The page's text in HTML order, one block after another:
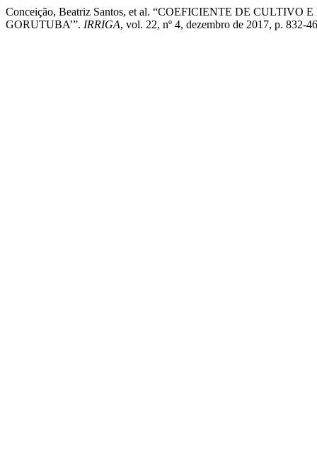
Conceição, Beatriz Santos, et al. “COEFICIENTE DE
GORUTUBA’”. IRRIGA, vol. 22, nº 4, dezembro de 2017, p. 832-